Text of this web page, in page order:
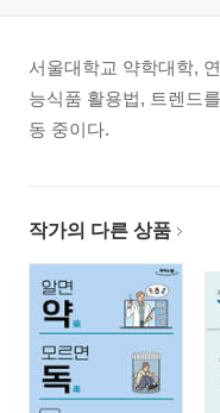
03. 설명을 들어도 무슨 약
1. 열나고 몸살기운이 있을
4. 나쁜 균으로부터 몸을 지
04. 만성질환자께 드리는 당
1. 약과 식사, 생활습관 관리
2. 절대로 약의 용량을 마음
3. 혈압과 당뇨, 자가 측정기
서울대학교 약학대학,
능식품 활용법, 트렌드
동 중이다.
작가의 다른 상품